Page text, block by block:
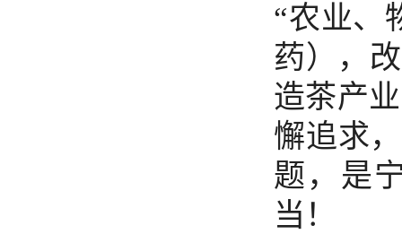
“农业、
药），
造茶产
懈追求
题，是
当！